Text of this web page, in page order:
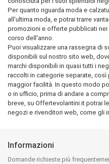
Per quanto riguarda moda e
all'ultima moda, e potrai trarre
promozioni e offerte pubblicati nei
corso dell'anno.
Puoi visualizzare una rassegna di
disponibili sul nostro sito web,
marchi disponibili in quasi tutti i
raccolti in categorie separate, così
maggior facilità. In questo modo
o in ufficio, prima di andare a
breve, su Offertevolantini.it potrai
negozi e rivenditori web, come gli
Informazioni
Domande richieste più